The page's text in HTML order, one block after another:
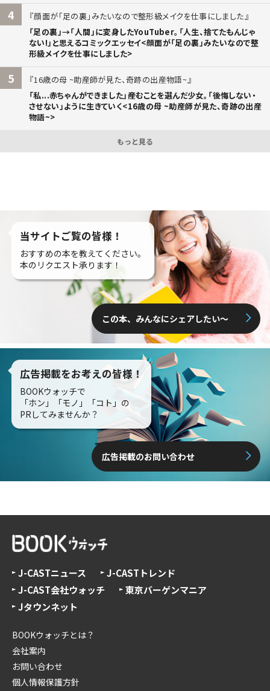
4
顔面が「足の裏」みたいなので整形級メイクを仕事にしました
「足の裏」→「人間」に変身したYouTuber。「人生、捨てたもんじゃ
ない!」と思えるコミックエッセイ<顔面が「足の裏」みたいなので整
形級メイクを仕事にしました>
5
16歳の母 ~助産師が見た、奇跡の出産物語~
「私...赤ちゃんができました」――産むことを選んだ少女。「後悔しない・
させない」ように生きていく<16歳の母 ~助産師が見た、奇跡の出産
物語~>
もっと見る
当サイトご覧の皆様！
おすすめの本を教えてください。
本のリクエスト承ります！
この本、みんなにシェアしたい〜
広告掲載をお考えの皆様！
BOOKウォッチで
「ホン」「モノ」「コト」の
PRしてみませんか？
広告掲載のお問い合わせ
J-CASTニュース
J-CASTトレンド
J-CAST会社ウォッチ
東京バーゲンマニア
Jタウンネット
BOOKウォッチとは？
会社案内
お問い合わせ
個人情報保護方針